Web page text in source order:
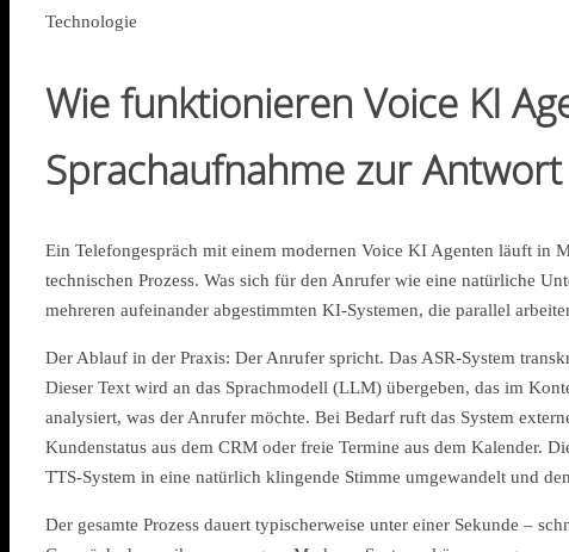
Technologie
Wie funktionieren Voice KI
Sprachaufnahme zur Antwort
Ein Telefongespräch mit einem modernen Voice KI Agenten läuft in
technischen Prozess. Was sich für den Anrufer wie eine natürliche
mehreren aufeinander abgestimmten KI-Systemen, die parallel
Der Ablauf in der Praxis: Der Anrufer spricht. Das ASR-System
Dieser Text wird an das Sprachmodell (LLM) übergeben, das im
analysiert, was der Anrufer möchte. Bei Bedarf ruft das System
Kundenstatus aus dem CRM oder freie Termine aus dem Kalender.
TTS-System in eine natürlich klingende Stimme umgewandelt und
Der gesamte Prozess dauert typischerweise unter einer Sekunde –